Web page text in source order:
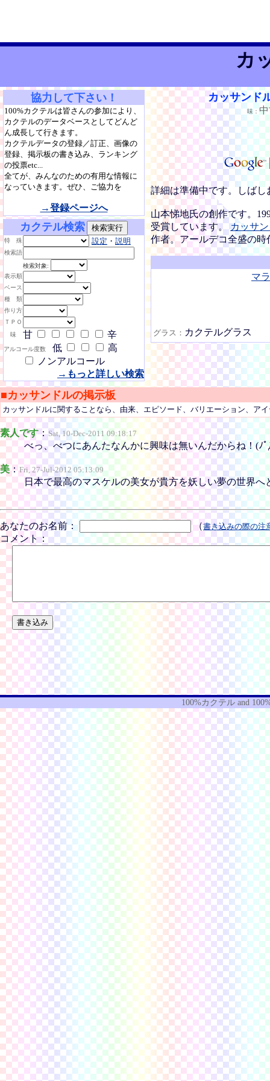
カ
協力して下さい！
100%カクテルは皆さんの参加により、
カクテルのデータベースとしてどんど
ん成長して行きます。
カクテルデータの登録／訂正、画像の
登録、掲示板の書き込み、ランキング
の投票etc...
全てが、みんなのための有用な情報に
なっていきます。ぜひ、ご協力を
→登録ページへ
カクテル検索
特 殊 設定 ・ 説明
検索語
検索対象:
表示順
ベース
種 類
作り方
ＴＰＯ
味
甘 辛
アルコール度数 低
高
ノンアルコール
→もっと詳しい検索
カッサンド
味：
詳細は準備中です。しばし
山本悌地氏の創作です。
受賞しています。カッサ
作者。アールデコ全盛の
マ
グラス： カクテルグラス
■カッサンドルの掲示板
カッサンドルに関することなら、由来、エピソード、バリエーション、ア
素人です：Sat, 10-Dec-2011 09:18:17
べっ、べつにあんたなんかに興味は無いんだからね！(ﾉﾟ
美：Fri, 27-Jul-2012 05:13:09
日本で最高のマスケルの美女が貴方を妖しい夢の世界
あなたのお名前： （書き込みの際の注
コメント：
100%カクテルand